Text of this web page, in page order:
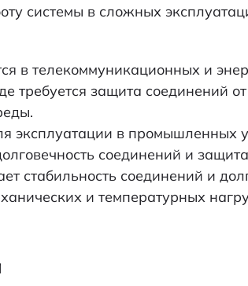
размер/кол-во
мм
ток на контакт, А
Разъем
системы в сложных
в телекоммуникационных и
требуется защита соединений
эксплуатации в промышленных
соединений и
стабильность соединений и
и температурных